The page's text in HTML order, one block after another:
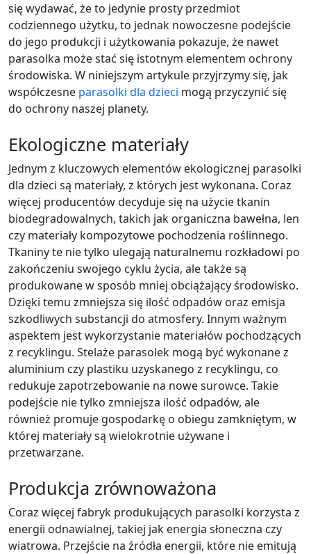
się wydawać, że to jedynie prosty przedmiot
codziennego użytku, to jednak nowoczesne podejście
do jego produkcji i użytkowania pokazuje, że nawet
parasolka może stać się istotnym elementem ochrony
środowiska. W niniejszym artykule przyjrzymy się, jak
współczesne parasolki dla dzieci mogą przyczynić się
do ochrony naszej planety.
Ekologiczne materiały
Jednym z kluczowych elementów ekologicznej parasolki
dla dzieci są materiały, z których jest wykonana. Coraz
więcej producentów decyduje się na użycie tkanin
biodegradowalnych, takich jak organiczna bawełna, len
czy materiały kompozytowe pochodzenia roślinnego.
Tkaniny te nie tylko ulegają naturalnemu rozkładowi po
zakończeniu swojego cyklu życia, ale także są
produkowane w sposób mniej obciążający środowisko.
Dzięki temu zmniejsza się ilość odpadów oraz emisja
szkodliwych substancji do atmosfery. Innym ważnym
aspektem jest wykorzystanie materiałów pochodzących
z recyklingu. Stelaże parasolek mogą być wykonane z
aluminium czy plastiku uzyskanego z recyklingu, co
redukuje zapotrzebowanie na nowe surowce. Takie
podejście nie tylko zmniejsza ilość odpadów, ale
również promuje gospodarkę o obiegu zamkniętym, w
której materiały są wielokrotnie używane i
przetwarzane.
Produkcja zrównoważona
Coraz więcej fabryk produkujących parasolki korzysta z
energii odnawialnej, takiej jak energia słoneczna czy
wiatrowa. Przejście na źródła energii, które nie emitują